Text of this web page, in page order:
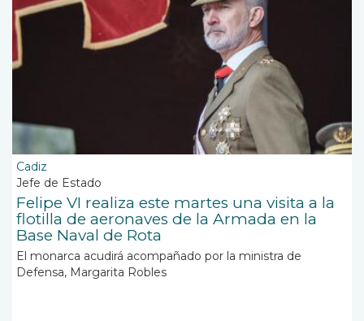
Cadiz
Jefe de Estado
Felipe VI realiza este martes una visita a la
flotilla de aeronaves de la Armada en la
Base Naval de Rota
El monarca acudirá acompañado por la ministra de
Defensa, Margarita Robles